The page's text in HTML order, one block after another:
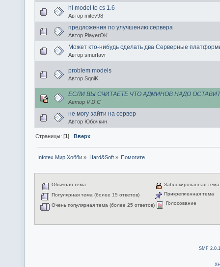
hl model to cs 1.6
Автор mitev98
предложения по улучшению сервера
Автор PlayerOK
Может кто-нибудь сделать два Серверные
Автор smurfavr
problem models
Автор SqniK
ЕСЛИ ВЫ СЧИТАЕТЕ ЧТО АДМИНОВ НАДО
Автор V D C
не могу зайти на сервер
Автор Юбочкин
Страницы: [1] Вверх
Infotex Мир Хобби » Hard&Soft» Помогите
Обычная тема
Популярная тема (более 15 ответов)
Очень популярная тема (более 25 ответов)
Заблокированная тема
Прикрепленная тема
Голосование
SMF